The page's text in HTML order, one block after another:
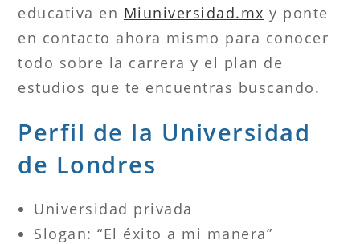
educativa en Miuniversidad.mx y ponte
en contacto ahora mismo para conocer
todo sobre la carrera y el plan de
estudios que te encuentras buscando.
Perfil de la Universidad
de Londres
Universidad privada
Slogan: “El éxito a mi manera”